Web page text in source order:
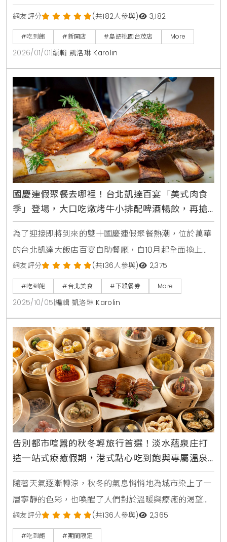
位攻略與完整價位一次看清楚
網友評分 (共182人參與) 3,182
#吃到飽 #新開店 #島語桃園台茂店 More
2026/01/01 編輯 凱洛琳 Karolin
國慶連假聚餐去哪裡！台北凱達百宴「美式肉食
季」登場，大口吃燉烤牛小排配啤酒暢飲，再搶
買10送5餐券
為了迎接即將到來的雙十國慶連假聚餐熱潮，位於萬華
的台北凱達大飯店百宴自助餐廳，自10月起全面換上新
主題，盛大推出「美式肉食季」限定料理，主廚團隊以
豪邁的美式風味為靈感，設計超過十道全新肉食菜色，
並提供柏克金啤酒無限暢飲，讓消費者能盡情大快朵
頤，同時更首度與新北市在地小農合作，將新鮮的山藥
融入餐點，為饕客們打造一場兼具美味與健康的豐盛饗
宴。美式經典肉食饗宴，燉烤牛小排成亮點此次「美式
肉食季」的菜色豐
網友評分 (共136人參與) 2,375
#吃到飽 #台北美食 #下殺餐券 More
2025/10/05 編輯 凱洛琳 Karolin
告別都市喧囂的秋冬輕旅行首選！淡水蘊泉庄打
造一站式療癒假期，港式點心吃到飽與專屬溫泉
客房打造極致療癒體驗，美食SPA一次滿足
隨著天氣逐漸轉涼，秋冬的氣息悄悄地為城市染上了一
層寧靜的色彩，也喚醒了人們對於溫暖與療癒的渴望。
座落於淡水小鎮的蘊泉庄，特別於即日起至12月30日期
間，推出全面升級的秋冬輕旅行方案，整合了美食饗
網友評分 (共136人參與) 2,365
#吃到飽 #期間限定